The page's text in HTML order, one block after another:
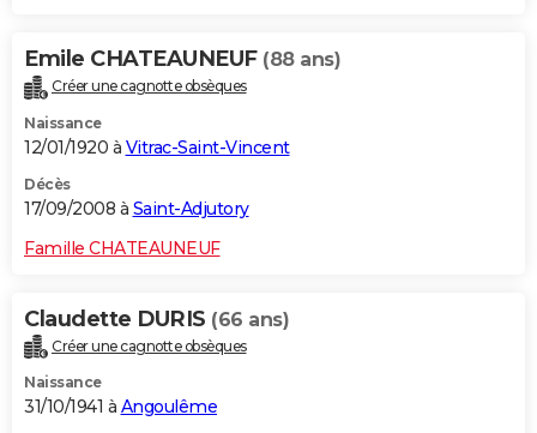
Emile CHATEAUNEUF (88 ans)
Créer une cagnotte obsèques
Naissance
12/01/1920 à Vitrac-Saint-Vincent
Décès
17/09/2008 à Saint-Adjutory
Famille CHATEAUNEUF
Claudette DURIS (66 ans)
Créer une cagnotte obsèques
Naissance
31/10/1941 à Angoulême